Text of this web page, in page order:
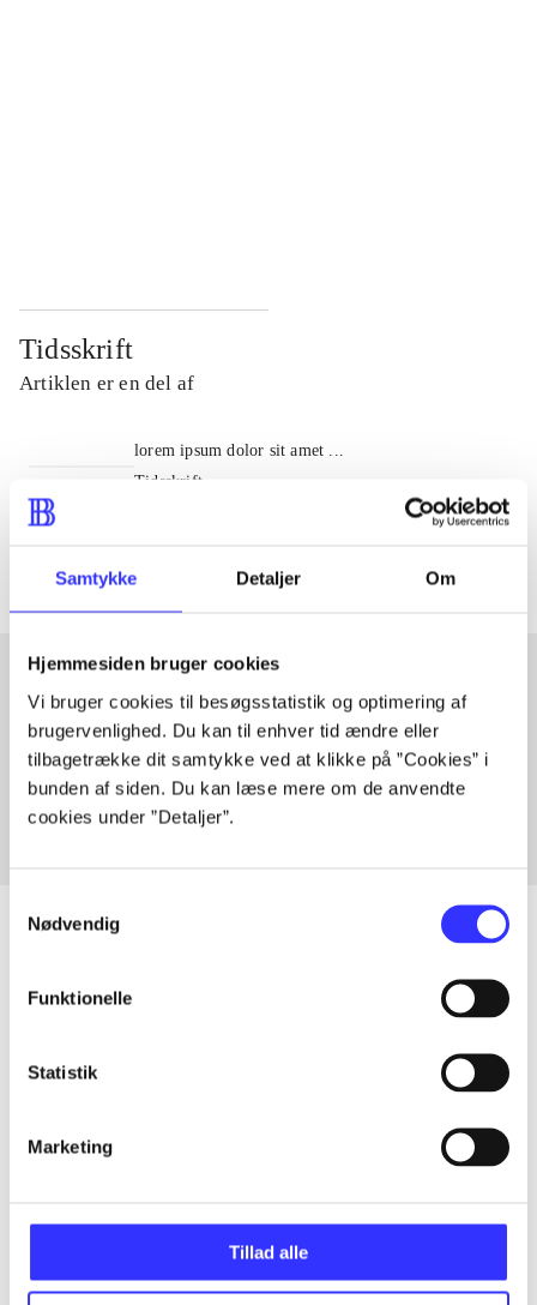
Samtykke Detaljer Om
Hjemmesiden bruger cookies
Vi bruger cookies til besøgsstatistik og optimering af
brugervenlighed. Du kan til enhver tid ændre eller
tilbagetrække dit samtykke ved at klikke på ”Cookies” i
bunden af siden. Du kan læse mere om de anvendte
cookies under ”Detaljer”.
Nødvendig
Funktionelle
Statistik
Marketing
Tillad alle
Tidsskrift
Artiklen er en del af
lorem ipsum dolor sit amet ...
Tidsskrift
Artiklerne i
Artikler med samme emner
Fra
Artikler